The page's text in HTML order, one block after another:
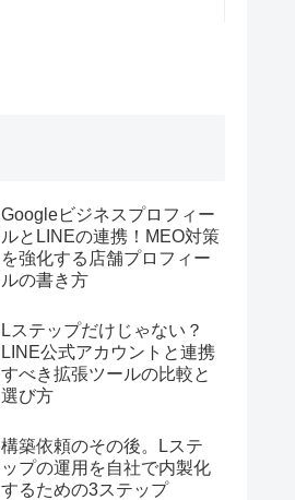
Googleビジネスプロフィー
ルとLINEの連携！MEO対策
を強化する店舗プロフィー
ルの書き方
Lステップだけじゃない？
LINE公式アカウントと連携
すべき拡張ツールの比較と
選び方
構築依頼のその後。Lステ
ップの運用を自社で内製化
するための3ステップ